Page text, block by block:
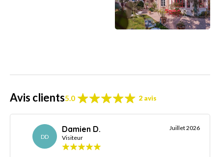
Avis clients5.0 2 avis
DD
Damien D.
Visiteur
Juillet 2026